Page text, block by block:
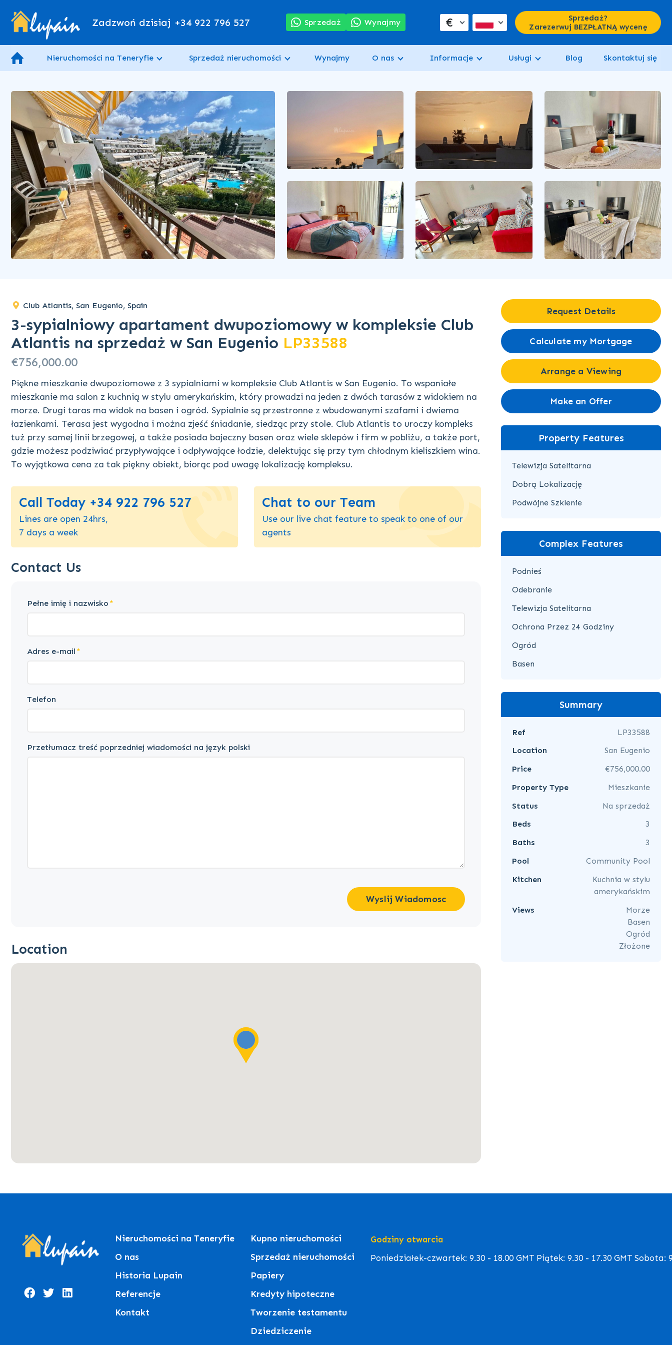
Zadzwoń dzisiaj +34 922 796 527 Sprzedaż Wynajmy €
Sprzedaż?
Zarezerwuj BEZPŁATNĄ wycenę
Nieruchomości na Teneryfie Sprzedaż nieruchomości Wynajmy O nas Informacje Usługi Blog Skontaktuj się
Club Atlantis, San Eugenio, Spain
3-sypialniowy apartament dwupoziomowy w kompleksie Club
Atlantis na sprzedaż w San Eugenio LP33588
€756,000.00
Piękne mieszkanie dwupoziomowe z 3 sypialniami w kompleksie Club Atlantis w San Eugenio. To wspaniałe
mieszkanie ma salon z kuchnią w stylu amerykańskim, który prowadzi na jeden z dwóch tarasów z widokiem na
morze. Drugi taras ma widok na basen i ogród. Sypialnie są przestronne z wbudowanymi szafami i dwiema
łazienkami. Terasa jest wygodna i można zjeść śniadanie, siedząc przy stole. Club Atlantis to uroczy kompleks
tuż przy samej linii brzegowej, a także posiada bajeczny basen oraz wiele sklepów i firm w pobliżu, a także port,
gdzie możesz podziwiać przypływające i odpływające łodzie, delektując się przy tym chłodnym kieliszkiem wina.
To wyjątkowa cena za tak piękny obiekt, biorąc pod uwagę lokalizację kompleksu.
Call Today +34 922 796 527
Lines are open 24hrs,
7 days a week
Chat to our Team
Use our live chat feature to speak to one of our
agents
Contact Us
Pełne imię i nazwisko
Adres e-mail
Telefon
Przetłumacz treść poprzedniej wiadomości na język polski
Wyslij Wiadomosc
Location
Request Details
Calculate my Mortgage
Arrange a Viewing
Make an Offer
Property Features
Telewizja Satelitarna
Dobrą Lokalizację
Podwójne Szklenie
Complex Features
Podnieś
Odebranie
Telewizja Satelitarna
Ochrona Przez 24 Godziny
Ogród
Basen
Summary
Ref
LP33588
Location
San Eugenio
Price
€756,000.00
Property Type
Mieszkanie
Status
Na sprzedaż
Beds
3
Baths
3
Pool
Community Pool
Kitchen
Kuchnia w stylu
amerykańskim
Views
Morze
Basen
Ogród
Złożone
Nieruchomości na Teneryfie
O nas
Historia Lupain
Referencje
Kontakt
Kupno nieruchomości
Sprzedaż nieruchomości
Papiery
Kredyty hipoteczne
Tworzenie testamentu
Dziedziczenie
Godziny otwarcia
Poniedziałek-czwartek: 9.30 - 18.00 GMT Piątek: 9.30 - 17.30 GMT Sobota: